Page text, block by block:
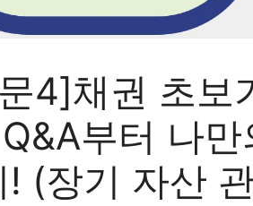
4]채권 초보
부터 나
(장기 자산